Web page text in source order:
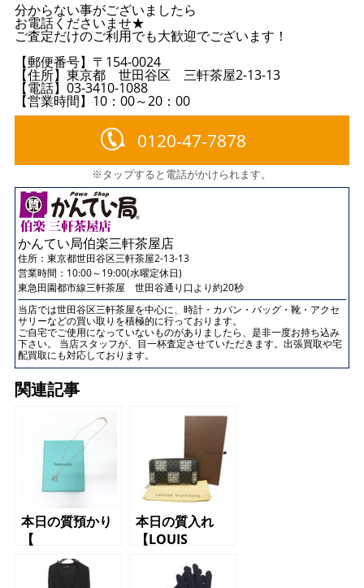
分からない事がございましたら
お電話くださいませ★
ご査定だけのご利用でも大歓迎でございます！
【郵便番号】〒154-0024
【住所】東京都 世田谷区 三軒茶屋2-13-13
【電話】03-3410-1088
【営業時間】10：00～20：00
0120-47-7878
※タップすると電話がかけられます。
かんてい局伯楽三軒茶屋店
住所： 東京都世田谷区三軒茶屋2-13-13
営業時間：10:00～19:00(水曜定休日)
東急田園都市線三軒茶屋 世田谷通り口より約20秒
当店では世田谷区三軒茶屋を中心に、時計・カバン・バッグ・靴・アクセ
サリーなどの買い取りを積極的に行っております。
ご自宅でご使用になっていないものがありましたら、是非一度お持ち込み
下さい。 当店スタッフが、目一杯査定させていただきます。出張買取や宅
配買取にも対応しております。
関連記事
本日の質預かり
【
TIFFANY&Co.
（ティファニ
本日の質入れ
【LOUIS
ヴィトン）ラウ